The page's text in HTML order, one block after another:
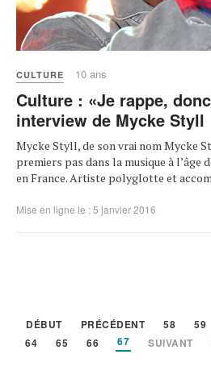
CULTURE 10 ans
Culture : «Je rappe,
interview de Mycke Styll
Mycke Styll, de son vrai nom Mycke
premiers pas dans la musique à l’âge
en France. Artiste polyglotte et
Mise en ligne le : 5 janvier 2016
DÉBUT PRÉCÉDENT 58 59
64
65 66 67 SUIVANT